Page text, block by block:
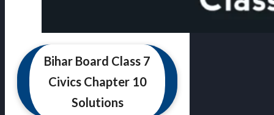
Bihar Board Class 7
Civics Chapter 10
Solutions